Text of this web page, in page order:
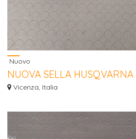
Nuovo
NUOVA SELLA HUSQVARNA
2023 - 2026
Vicenza, Italia